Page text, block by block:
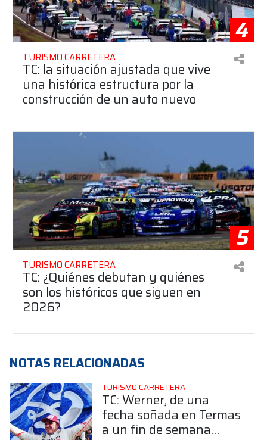
4
TURISMO CARRETERA
TC: la situación ajustada que vive
una histórica estructura por la
construcción de un auto nuevo
5
TURISMO CARRETERA
TC: ¿Quiénes debutan y quiénes
son los históricos que siguen en
2026?
NOTAS RELACIONADAS
TURISMO CARRETERA
TC: Werner, de una
fecha soñada en Termas
a un fin de semana